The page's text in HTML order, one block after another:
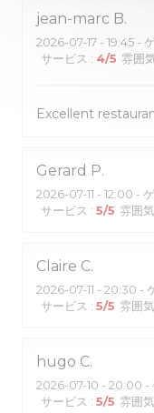
jean-marc B
2026-07-17 - 19:45 -
サービス : 4/5 雰囲
Excellent
Gerard P
2026-07-11 - 12:00 -
サービス : 5/5 雰囲気
Claire C
2026-07-11 - 20:30 -
サービス : 5/5 雰囲気
hugo C
2026-07-10 - 20:00 -
サービス : 5/5 雰囲気